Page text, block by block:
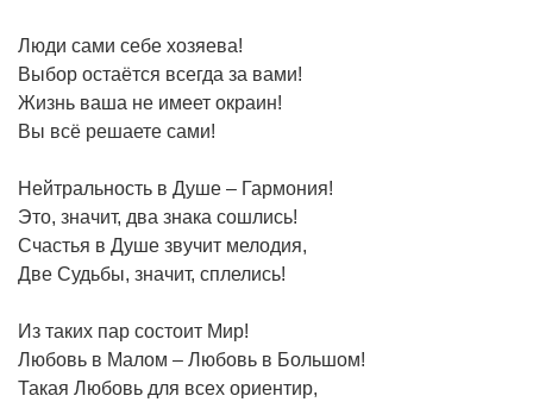
Люди сами себе хозяева!
Выбор остаётся всегда за вами!
Жизнь ваша не имеет окраин!
Вы всё решаете сами!
Нейтральность в Душе – Гармония!
Это, значит, два знака сошлись!
Счастья в Душе звучит мелодия,
Две Судьбы, значит, сплелись!
Из таких пар состоит Мир!
Любовь в Малом – Любовь в Большом!
Такая Любовь для всех ориентир,